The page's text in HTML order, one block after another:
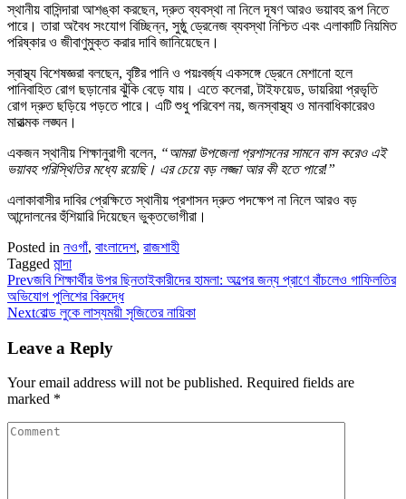
স্থানীয় বাসিন্দারা আশঙ্কা করছেন, দ্রুত ব্যবস্থা না নিলে দূষণ আরও ভয়াবহ রূপ নিতে
পারে। তারা অবৈধ সংযোগ বিচ্ছিন্ন, সুষ্ঠু ড্রেনেজ ব্যবস্থা নিশ্চিত এবং এলাকাটি নিয়মিত
পরিষ্কার ও জীবাণুমুক্ত করার দাবি জানিয়েছেন।
স্বাস্থ্য বিশেষজ্ঞরা বলছেন, বৃষ্টির পানি ও পয়ঃবর্জ্য একসঙ্গে ড্রেনে মেশানো হলে
পানিবাহিত রোগ ছড়ানোর ঝুঁকি বেড়ে যায়। এতে কলেরা, টাইফয়েড, ডায়রিয়া প্রভৃতি
রোগ দ্রুত ছড়িয়ে পড়তে পারে। এটি শুধু পরিবেশ নয়, জনস্বাস্থ্য ও মানবাধিকারেরও
মারাত্মক লঙ্ঘন।
একজন স্থানীয় শিক্ষানুরাগী বলেন, “আমরা উপজেলা প্রশাসনের সামনে বাস করেও এই
ভয়াবহ পরিস্থিতির মধ্যে রয়েছি। এর চেয়ে বড় লজ্জা আর কী হতে পারে!”
এলাকাবাসীর দাবির প্রেক্ষিতে স্থানীয় প্রশাসন দ্রুত পদক্ষেপ না নিলে আরও বড়
আন্দোলনের হুঁশিয়ারি দিয়েছেন ভুক্তভোগীরা।
Posted in নওগাঁ, বাংলাদেশ, রাজশাহী
Tagged মান্দা
Prevজবি শিক্ষার্থীর উপর ছিনতাইকারীদের হামলা: অল্পের জন্য প্রাণে বাঁচলেও গাফিলতির
অভিযোগ পুলিশের বিরুদ্ধে
Nextবোল্ড লুকে লাস্যময়ী সৃজিতের নায়িকা
Leave a Reply
Your email address will not be published. Required fields are
marked *